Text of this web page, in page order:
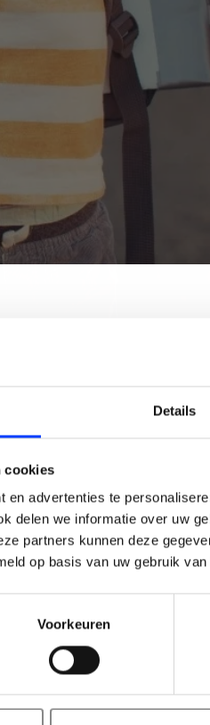
Details
cookies
en advertenties te
delen we informatie over uw
partners kunnen deze
op basis van uw gebruik
Voorkeuren
te behalen voor
bieden dan ook een
DE LANGE BAAN?
KORTING
Ontvang je
Minimale besteding